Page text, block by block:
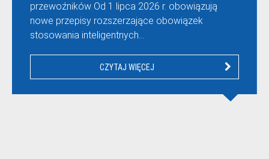
przewoźników Od 1 lipca 2026 r. obowiązują
nowe przepisy rozszerzające obowiązek
stosowania inteligentnych…
CZYTAJ WIĘCEJ